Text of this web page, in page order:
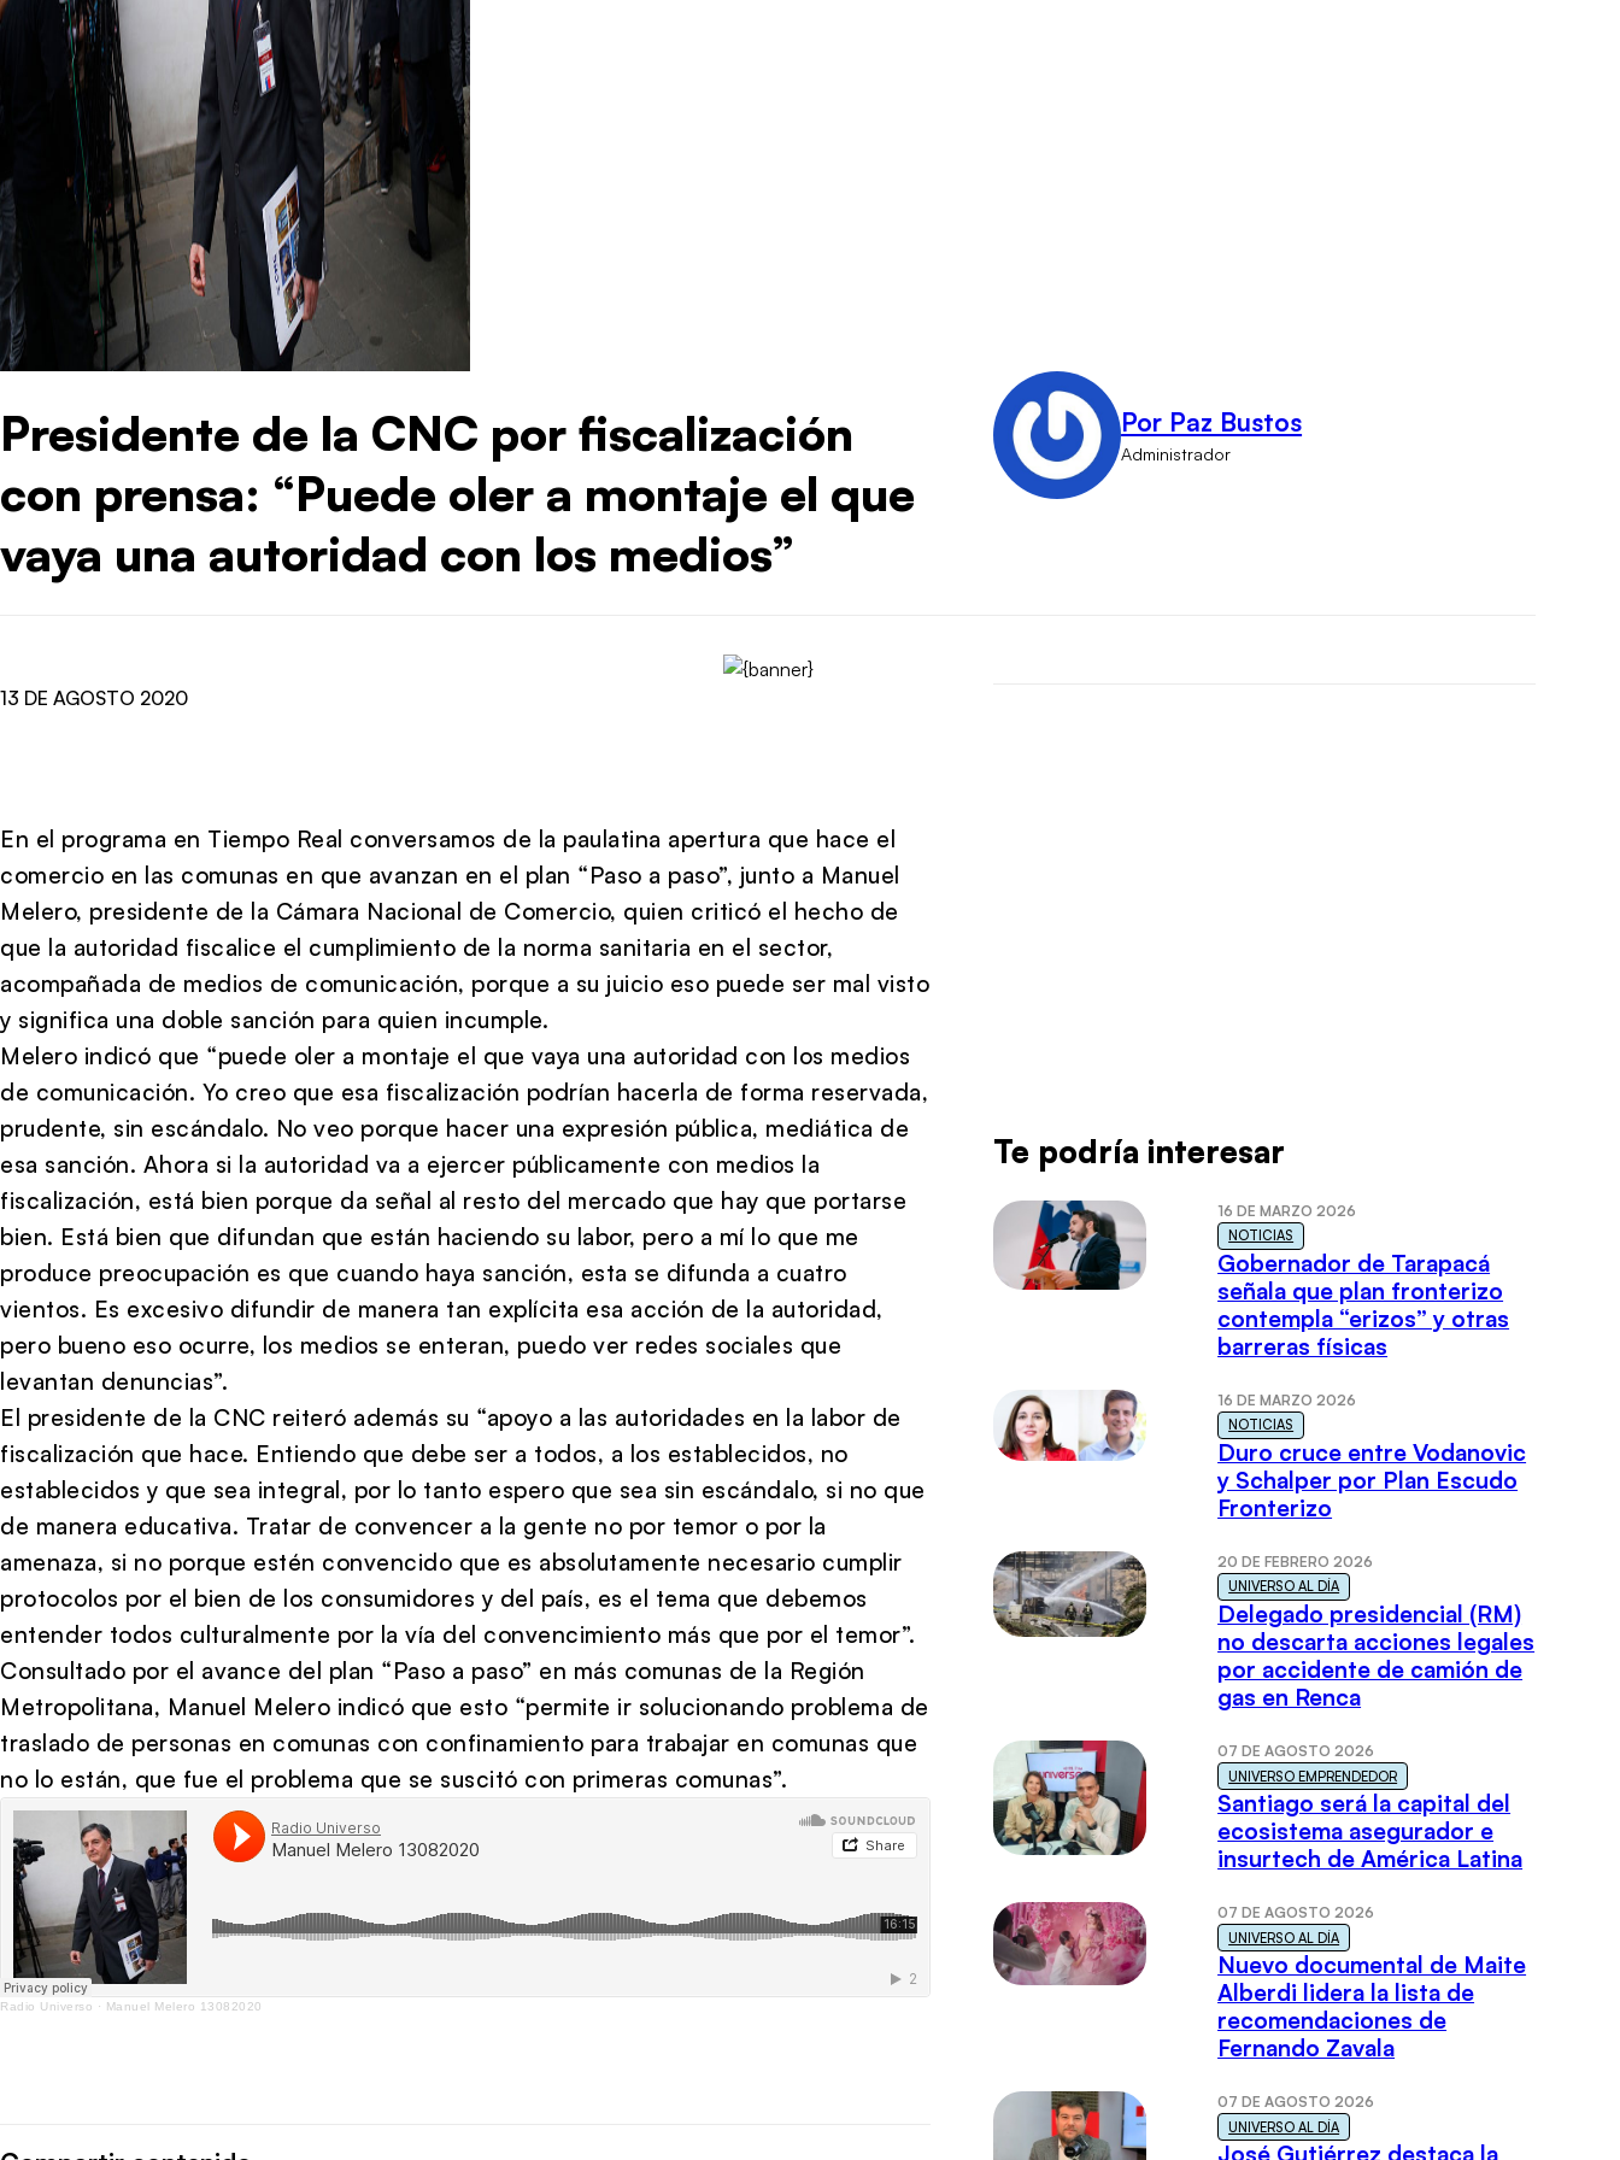
Presidente de la CNC por fiscalización
con prensa: “Puede oler a montaje el que
vaya una autoridad con los medios”
Por Paz Bustos
Administrador
13 DE AGOSTO 2020
En el programa en Tiempo Real conversamos de la paulatina apertura que hace el
comercio en las comunas en que avanzan en el plan “Paso a paso”, junto a Manuel
Melero, presidente de la Cámara Nacional de Comercio, quien criticó el hecho de
que la autoridad fiscalice el cumplimiento de la norma sanitaria en el sector,
acompañada de medios de comunicación, porque a su juicio eso puede ser mal visto
y significa una doble sanción para quien incumple.
Melero indicó que “puede oler a montaje el que vaya una autoridad con los medios
de comunicación. Yo creo que esa fiscalización podrían hacerla de forma reservada,
prudente, sin escándalo. No veo porque hacer una expresión pública, mediática de
esa sanción. Ahora si la autoridad va a ejercer públicamente con medios la
fiscalización, está bien porque da señal al resto del mercado que hay que portarse
bien. Está bien que difundan que están haciendo su labor, pero a mí lo que me
produce preocupación es que cuando haya sanción, esta se difunda a cuatro
vientos. Es excesivo difundir de manera tan explícita esa acción de la autoridad,
pero bueno eso ocurre, los medios se enteran, puedo ver redes sociales que
levantan denuncias”.
El presidente de la CNC reiteró además su “apoyo a las autoridades en la labor de
fiscalización que hace. Entiendo que debe ser a todos, a los establecidos, no
establecidos y que sea integral, por lo tanto espero que sea sin escándalo, si no que
de manera educativa. Tratar de convencer a la gente no por temor o por la
amenaza, si no porque estén convencido que es absolutamente necesario cumplir
protocolos por el bien de los consumidores y del país, es el tema que debemos
entender todos culturalmente por la vía del convencimiento más que por el temor”.
Consultado por el avance del plan “Paso a paso” en más comunas de la Región
Metropolitana, Manuel Melero indicó que esto “permite ir solucionando problema de
traslado de personas en comunas con confinamiento para trabajar en comunas que
no lo están, que fue el problema que se suscitó con primeras comunas”.
Radio Universo · Manuel Melero 13082020
Te podría interesar
16 DE MARZO 2026
NOTICIAS
Gobernador de Tarapacá
señala que plan fronterizo
contempla “erizos” y otras
barreras físicas
16 DE MARZO 2026
NOTICIAS
Duro cruce entre Vodanovic
y Schalper por Plan Escudo
Fronterizo
20 DE FEBRERO 2026
UNIVERSO AL DÍA
Delegado presidencial (RM)
no descarta acciones legales
por accidente de camión de
gas en Renca
07 DE AGOSTO 2026
UNIVERSO EMPRENDEDOR
Santiago será la capital del
ecosistema asegurador e
insurtech de América Latina
07 DE AGOSTO 2026
UNIVERSO AL DÍA
Nuevo documental de Maite
Alberdi lidera la lista de
recomendaciones de
Fernando Zavala
07 DE AGOSTO 2026
UNIVERSO AL DÍA